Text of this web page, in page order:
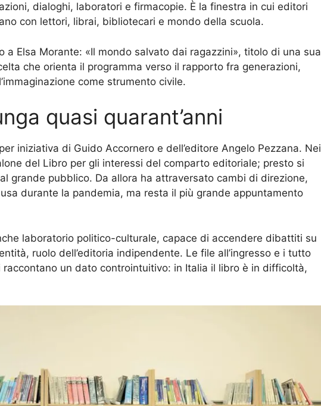
dialoghi, laboratori e firmacopie. È la finestra in cui editori
con lettori, librai, bibliotecari e mondo della scuola.
a Elsa Morante: «Il mondo salvato dai ragazzini», titolo di una sua
che orienta il programma verso il rapporto fra generazioni,
come strumento civile.
quasi quarant’anni
iniziativa di Guido Accornero e dell’editore Angelo Pezzana. Nei
del Libro per gli interessi del comparto editoriale; presto si
grande pubblico. Da allora ha attraversato cambi di direzione,
durante la pandemia, ma resta il più grande appuntamento
laboratorio politico-culturale, capace di accendere dibattiti su
ruolo dell’editoria indipendente. Le file all’ingresso e i tutto
un dato controintuitivo: in Italia il libro è in difficoltà,